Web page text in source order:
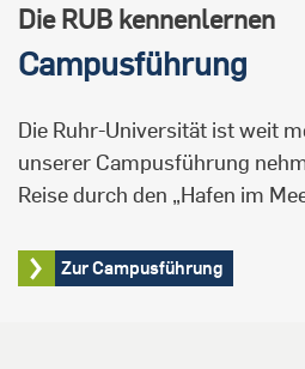
Die RUB kennenlernen
Campusführung
Die Ruhr-Universität ist weit
unserer Campusführung
Reise durch den „Hafen im
Zur Campusführung